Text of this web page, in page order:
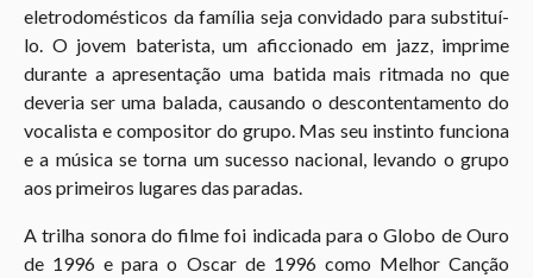
eletrodomésticos da família seja convidado para substituí-
lo. O jovem baterista, um aficcionado em jazz, imprime
durante a apresentação uma batida mais ritmada no que
deveria ser uma balada, causando o descontentamento do
vocalista e compositor do grupo. Mas seu instinto funciona
e a música se torna um sucesso nacional, levando o grupo
aos primeiros lugares das paradas.
A trilha sonora do filme foi indicada para o Globo de Ouro
de 1996 e para o Oscar de 1996 como Melhor Canção